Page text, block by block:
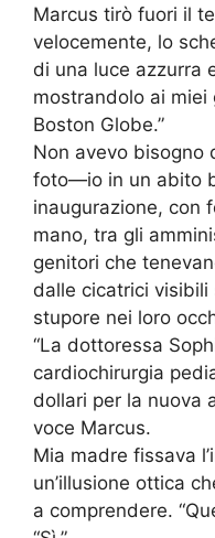
Marcus tirò fuori il
velocemente, lo
di una luce azzurra
mostrandolo ai miei
Boston Globe.”
Non avevo bisogno
foto—io in un abito
inaugurazione, con
mano, tra gli
genitori che
dalle cicatrici
stupore nei loro
“La dottoressa
cardiochirurgia
dollari per la nuova
voce Marcus.
Mia madre fissava
un’illusione ottica
a comprendere.